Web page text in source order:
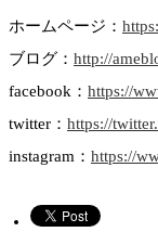
ホームページ：
ブログ： http://
facebook： https://
twitter： https://
instagram： https://